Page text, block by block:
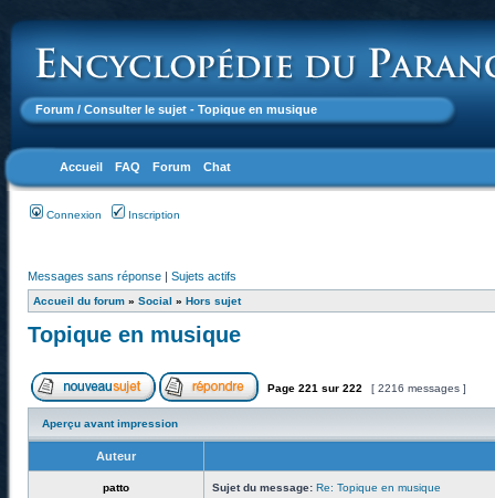
Forum / Consulter le sujet - Topique en musique
Accueil FAQ Forum Chat
Connexion Inscription
Messages sans réponse | Sujets actifs
Accueil du forum » Social » Hors sujet
Topique en musique
Page 221 sur 222 [ 2216 messages ]
Aperçu avant impression
Auteur
patto Sujet du message: Re: Topique en musique